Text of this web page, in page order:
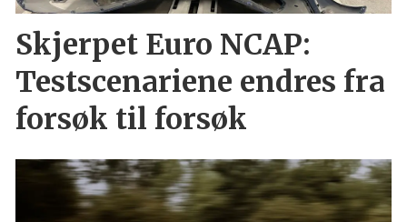
Skjerpet Euro NCAP:
Testscenariene endres fra
forsøk til forsøk